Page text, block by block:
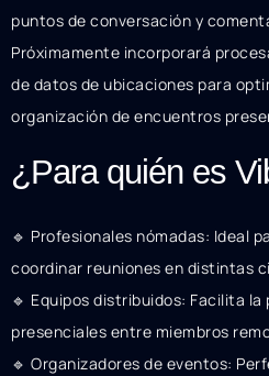
puntos de conversación y
Próximamente incorporará
de datos de ubicaciones para
organización de encuentros
¿Para quién es
🔹 Profesionales nómadas: Ideal
coordinar reuniones en distintas
🔹 Equipos distribuidos: Facilita
presenciales entre miembros
🔹 Organizadores de eventos: